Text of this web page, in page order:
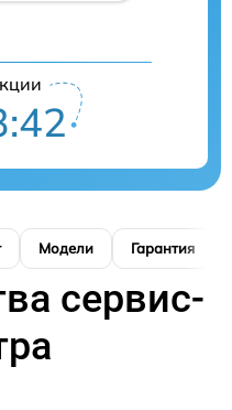
Модели Гарантия
сервис-